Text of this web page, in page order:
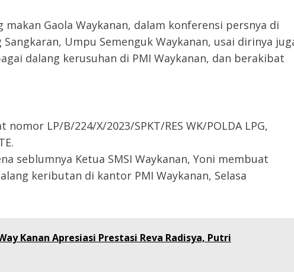
Gaola Waykanan, dalam konferensi persnya di
Umpu Semenguk Waykanan, usai dirinya
dalang kerusuhan di PMI Waykanan, dan berakibat
LP/B/224/X/2023/SPKT/RES WK/POLDA LPG,
seblumnya Ketua SMSI Waykanan, Yoni membuat
keributan di kantor PMI Waykanan, Selasa
Kanan Apresiasi Prestasi Reva Radisya, Putri